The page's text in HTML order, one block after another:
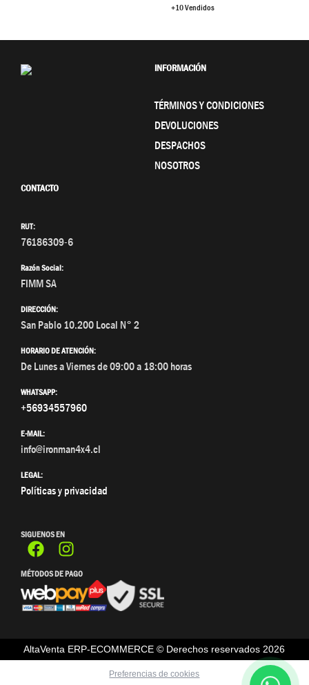
+10 Vendidos
INFORMACIÓN
TÉRMINOS Y CONDICIONES
DEVOLUCIONES
DESPACHOS
NOSOTROS
CONTACTO
RUT:
76186309-6
Razón Social:
FIMM SA
DIRECCIÓN:
San Pablo 10.200 Local N° 2
HORARIO DE ATENCIÓN:
De Lunes a Viernes de 09:00 a 18:00 horas
WHATSAPP:
+56934557960
E-MAIL:
info@ironman4x4.cl
LEGAL:
Políticas y privacidad
SIGUENOS EN
MÉTODOS DE PAGO
AltaVenta ERP-ECOMMERCE © Derechos reservados 2026
Preferencias de cookies